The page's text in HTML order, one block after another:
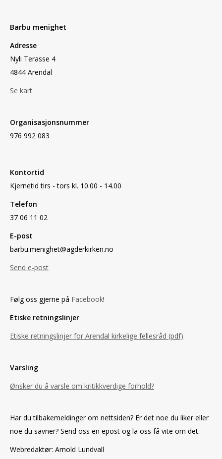
Barbu menighet
Adresse
Nyli Terasse 4
4844 Arendal
Se kart
Organisasjonsnummer
976 992 083
Kontortid
Kjernetid tirs - tors kl. 10.00 - 14.00
Telefon
37 06 11 02
E-post
barbu.menighet@agderkirken.no
Send e-post
Følg oss gjerne på Facebook!
Etiske retningslinjer
Etiske retningslinjer for Arendal kirkelige fellesråd (pdf)
Varsling
Ønsker du å varsle om kritikkverdige forhold?
Har du tilbakemeldinger om nettsiden? Er det noe du liker eller
noe du savner? Send oss en epost og la oss få vite om det.
Webredaktør: Arnold Lundvall